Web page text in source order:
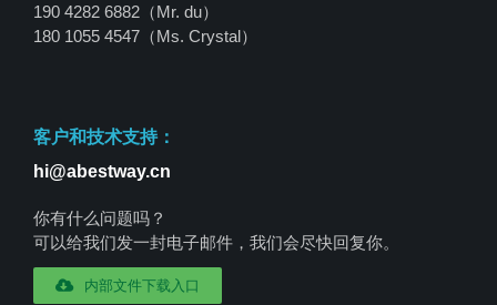
190 4282 6882（Mr. du）
180 1055 4547 （Ms. Crystal）
客户和技术支持：
hi@abestway.cn
你有什么问题吗？
可以给我们发一封电子邮件，我们会尽快回复你。
内部文件下载入口